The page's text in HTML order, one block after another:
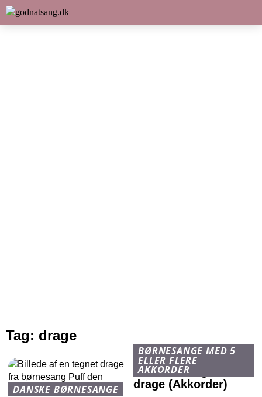
Tag: drage
DANSKE BØRNESANGE
BØRNESANGE MED 5
ELLER FLERE
AKKORDER
Puff den magiske
drage (Akkorder)